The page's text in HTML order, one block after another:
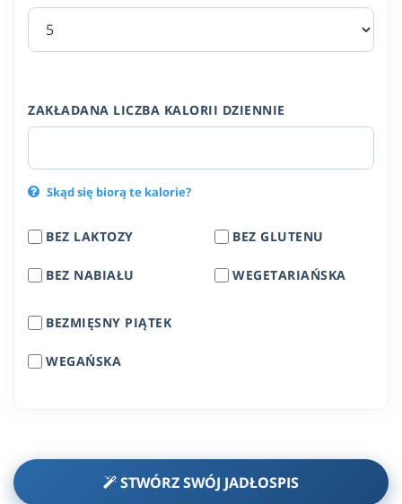
ZAKŁADANA LICZBA KALORII DZIENNIE
Skąd się biorą te kalorie?
BEZ LAKTOZY
BEZ NABIAŁU
BEZ GLUTENU
WEGETARIAŃSKA
BEZMIĘSNY PIĄTEK
WEGAŃSKA
STWÓRZ SWÓJ JADŁOSPIS